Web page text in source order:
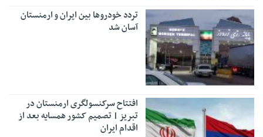
تردد خودروها بین ایران و ارمنستان
آسان شد
افتتاح سرکنسولگری ارمنستان در
تبریز | تصمیم کشور همسایه بعد از
اقدام ایران